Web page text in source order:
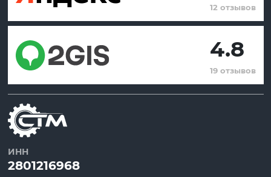
12 отзывов
4.8
19 отзывов
ИНН
2801216968